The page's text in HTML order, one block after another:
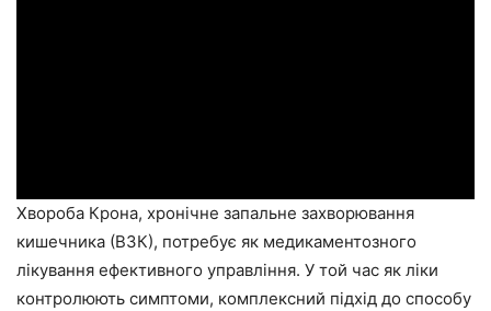
Хвороба Крона, хронічне запальне захворювання
кишечника (ВЗК), потребує як медикаментозного
лікування ефективного управління. У той час як ліки
контролюють симптоми, комплексний підхід до способу